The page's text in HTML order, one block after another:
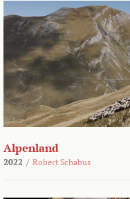
Alpenland
2022 / Robert Schabus